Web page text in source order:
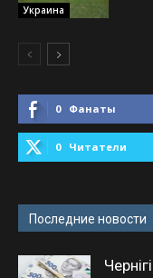
Украина
0 Фанаты
0 Читатели
Последние новости